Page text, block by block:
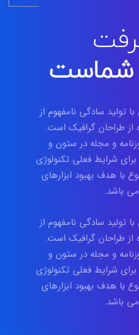
شماست
سادگی نامفهوم از
طراحان گرافیک است.
و مجله در ستون و
شرایط فعلی تکنولوژی
با هدف بهبود ابزارهای
باشد.
سادگی نامفهوم از
طراحان گرافیک است.
و مجله در ستون و
شرایط فعلی تکنولوژی
با هدف بهبود ابزارهای
باشد.